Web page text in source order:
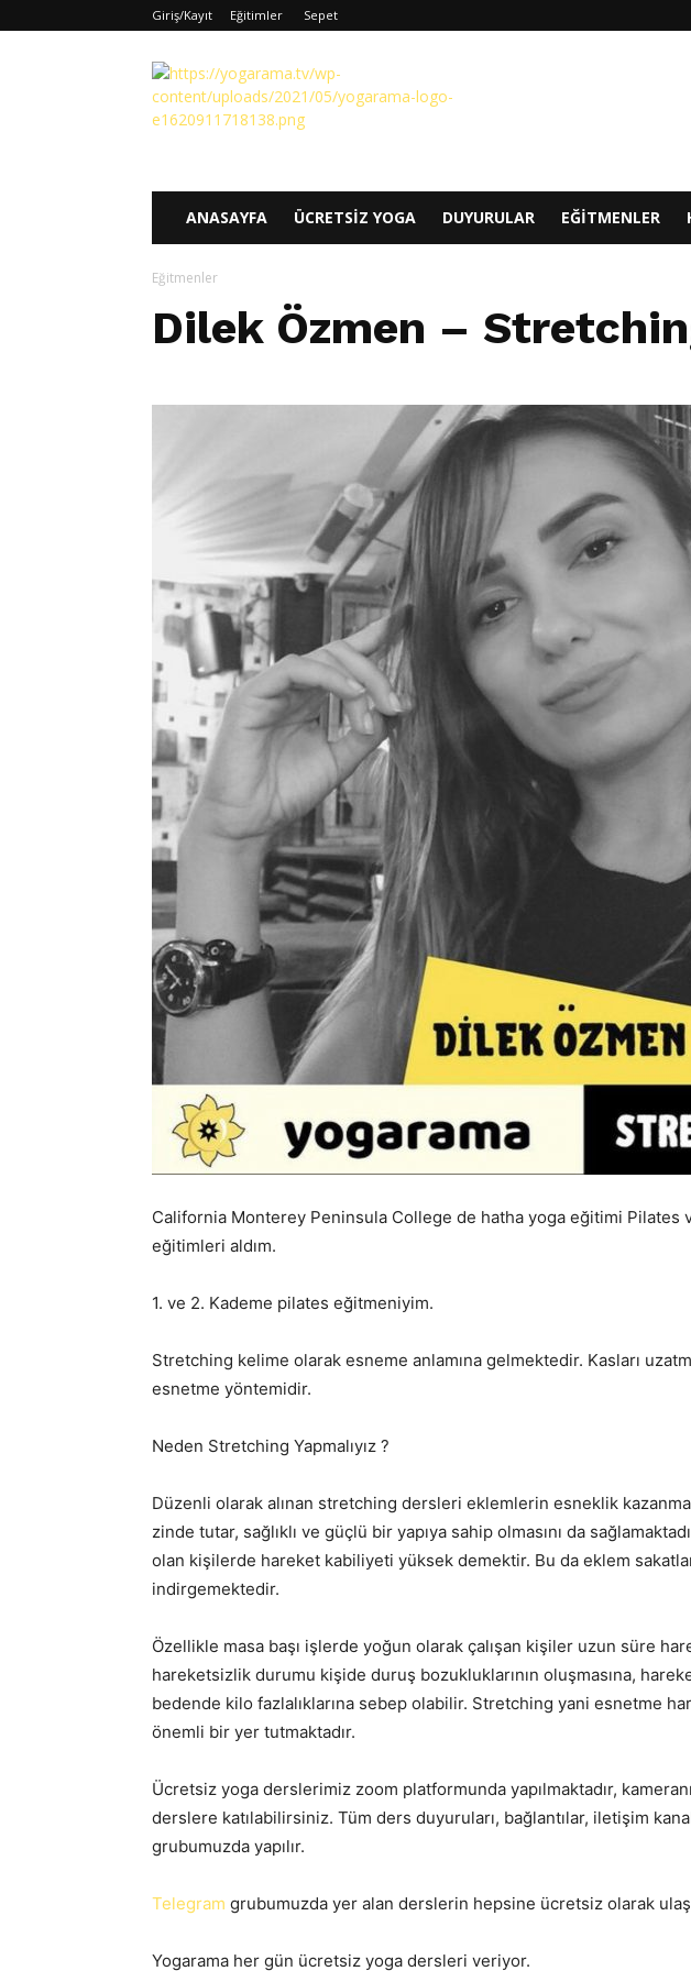
Giriş/Kayıt Eğitimler Sepet
Yogarama
ANASAYFA ÜCRETSIZ YOGA DUYURULAR EĞITMENLER
Eğitmenler
Dilek Özmen –
California Monterey Peninsula College de hatha yoga eğitimi Pilates
eğitimleri aldım.
1. ve 2. Kademe pilates eğitmeniyim.
Stretching kelime olarak esneme anlamına gelmektedir. Kasları
esnetme yöntemidir.
Neden Stretching Yapmalıyız ?
Düzenli olarak alınan stretching dersleri eklemlerin esneklik
zinde tutar, sağlıklı ve güçlü bir yapıya sahip olmasını da
olan kişilerde hareket kabiliyeti yüksek demektir. Bu da eklem
indirgemektedir.
Özellikle masa başı işlerde yoğun olarak çalışan kişiler uzun süre
hareketsizlik durumu kişide duruş bozukluklarının oluşmasına,
bedende kilo fazlalıklarına sebep olabilir. Stretching yani esnetme
önemli bir yer tutmaktadır.
Ücretsiz yoga derslerimiz zoom platformunda yapılmaktadır,
derslere katılabilirsiniz. Tüm ders duyuruları, bağlantılar, iletişim
grubumuzda yapılır.
Telegram grubumuzda yer alan derslerin hepsine ücretsiz olarak
Yogarama her gün ücretsiz yoga dersleri veriyor.